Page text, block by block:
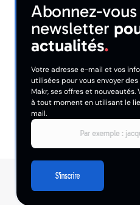
Abonnez-
newsletter
actualités.
Votre adresse e-mail et vos
utilisées pour vous envoyer
Makr, ses offres et
à tout moment en utilisant le
mail.